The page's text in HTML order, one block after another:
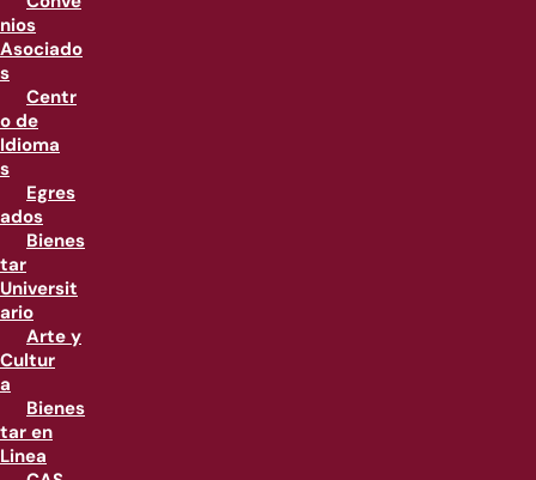
nios
Asociado
s
Centr
o de
Idioma
s
Egres
ados
Bienes
tar
Universit
ario
Arte y
Cultur
a
Bienes
tar en
Linea